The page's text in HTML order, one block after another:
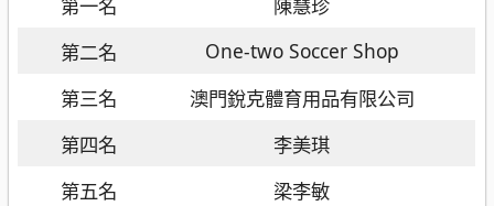
第一名
陳慧珍
第二名
One-two Soccer Shop
第三名
澳門銳克體育用品有限公司
第四名
李美琪
第五名
梁李敏